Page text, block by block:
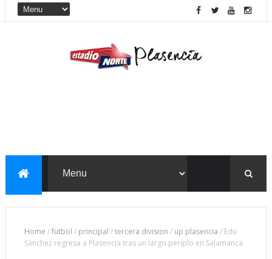
Home /futbol / principal /tercera division / up plasencia / Edu
Sánchez regresa a Plasencia tras un largo periplo en Salamanca